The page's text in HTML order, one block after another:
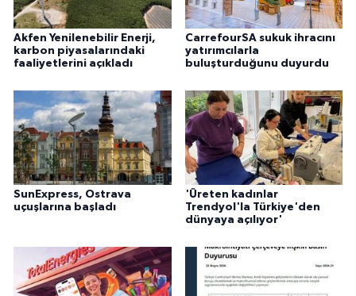
Akfen Yenilenebilir Enerji,
karbon piyasalarındaki
faaliyetlerini açıkladı
CarrefourSA sukuk ihracını
yatırımcılarla
buluşturduğunu duyurdu
SunExpress, Ostrava
uçuşlarına başladı
'Üreten kadınlar
Trendyol'la Türkiye'den
dünyaya açılıyor'